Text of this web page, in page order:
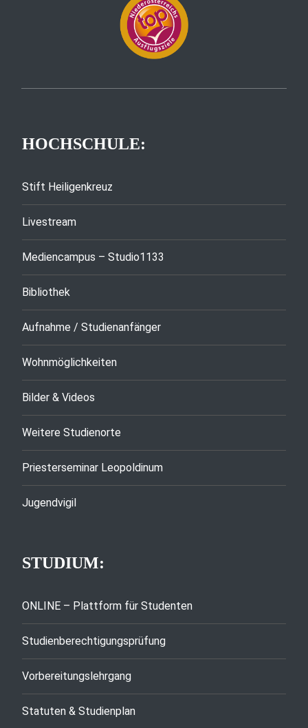
HOCHSCHULE:
Stift Heiligenkreuz
Livestream
Mediencampus – Studio1133
Bibliothek
Aufnahme / Studienanfänger
Wohnmöglichkeiten
Bilder & Videos
Weitere Studienorte
Priesterseminar Leopoldinum
Jugendvigil
STUDIUM:
ONLINE – Plattform für Studenten
Studienberechtigungsprüfung
Vorbereitungslehrgang
Statuten & Studienplan